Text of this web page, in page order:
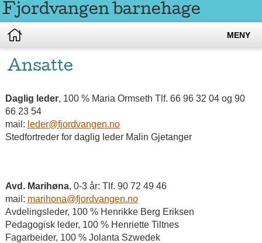
Fjordvangen barnehage
MENY
Ansatte
Daglig leder, 100 % Maria Ormseth Tlf. 66 96 32 04 og 90
66 23 54
mail: leder@fjordvangen.no
Stedfortreder for daglig leder Malin Gjetanger
Avd. Marihøna, 0-3 år: Tlf. 90 72 49 46
mail: marihona@fjordvangen.no
Avdelingsleder, 100 % Henrikke Berg Eriksen
Pedagogisk leder, 100 % Henriette Tiltnes
Fagarbeider, 100 % Jolanta Szwedek